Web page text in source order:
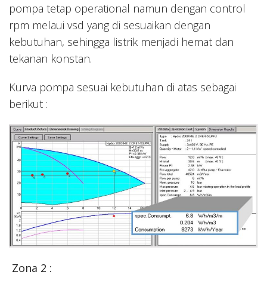
pompa tetap operational namun dengan control
rpm melaui vsd yang di sesuaikan dengan
kebutuhan, sehingga listrik menjadi hemat dan
tekanan konstan.
Kurva pompa sesuai kebutuhan di atas sebagai
berikut :
Zona 2 :